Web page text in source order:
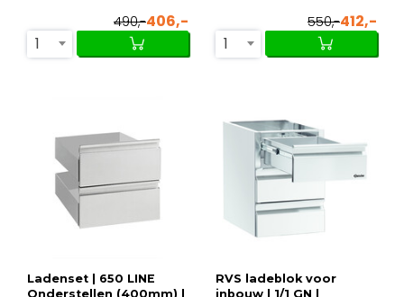
490,-406,-
1
550,-412,-
1
Ladenset | 650 LINE
Onderstellen (400mm) |
RVS ladeblok voor
inbouw | 1/1 GN |